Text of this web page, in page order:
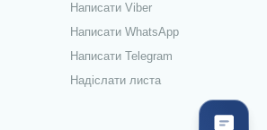
Написати Viber
Написати WhatsApp
Написати Telegram
Надіслати листа